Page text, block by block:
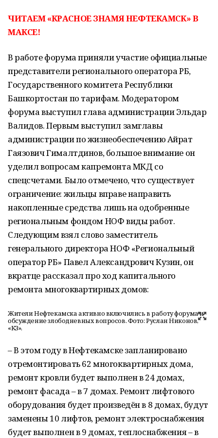
ЧИТАЕМ «КРАСНОЕ ЗНАМЯ НЕФТЕКАМСК» В
МАКСЕ!
В работе форума приняли участие официальные
представители регионального оператора РБ,
Государственного комитета Республики
Башкортостан по тарифам. Модератором
форума выступил глава администрации Эльдар
Валидов. Первым выступил замглавы
администрации по жизнеобеспечению Айрат
Гаязович Гималтдинов, большое внимание он
уделил вопросам капремонта МКД со
спецсчетами. Было отмечено, что существует
ограничение: жильцы вправе направить
накопленные средства лишь на одобренные
региональным фондом НОФ виды работ.
Следующим взял слово заместитель
генерального директора НОФ «Региональный
оператор РБ» Павел Александрович Кузин, он
вкратце рассказал про ход капитального
ремонта многоквартирных домов:
Жители Нефтекамска активно включились в работу форума и
обсуждение злободневных вопросов. Фото: Руслан Никонов,
«КЗ».
– В этом году в Нефтекамске запланировано
отремонтировать 62 многоквартирных дома,
ремонт кровли будет выполнен в 24 домах,
ремонт фасада – в 7 домах. Ремонт лифтового
оборудования будет произведён в 8 домах, будут
заменены 10 лифтов, ремонт электроснабжения
будет выполнен в 9 домах, теплоснабжения – в